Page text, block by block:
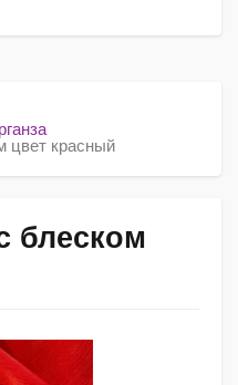
цвет красный
блеском